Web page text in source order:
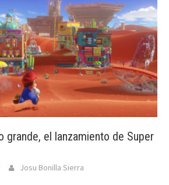
grande, el lanzamiento de Super
Josu Bonilla Sierra